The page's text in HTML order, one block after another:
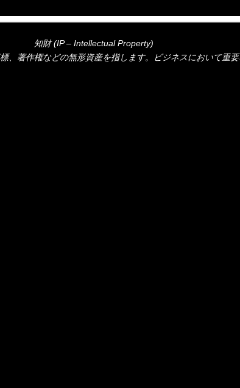
知財 (IP – Intellectual Property)
、著作権などの無形資産を指します。ビジネスにおいて重要